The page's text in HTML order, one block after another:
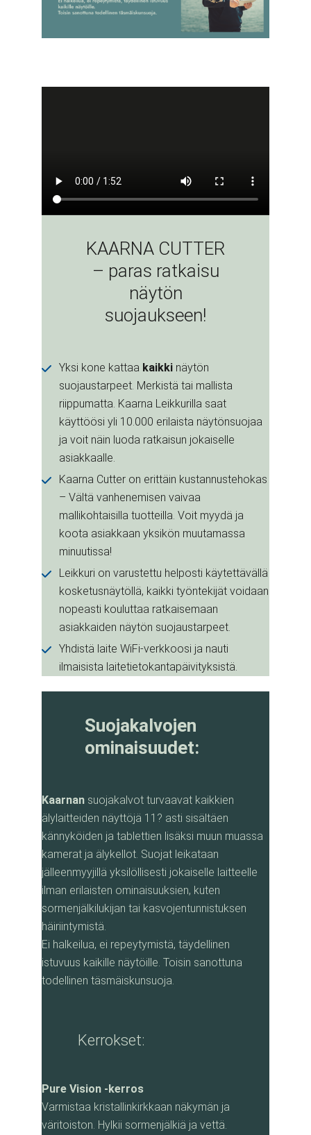
KAARNA CUTTER
– paras ratkaisu
näytön
suojaukseen!
Yksi kone kattaa kaikki näytön
suojaustarpeet. Merkistä tai mallista
riippumatta. Kaarna Leikkurilla saat
käyttöösi yli 10.000 erilaista näytönsuojaa
ja voit näin luoda ratkaisun jokaiselle
asiakkaalle.
Kaarna Cutter on erittäin kustannustehokas
– Vältä vanhenemisen vaivaa
mallikohtaisilla tuotteilla. Voit myydä ja
koota asiakkaan yksikön muutamassa
minuutissa!
Leikkuri on varustettu helposti käytettävällä
kosketusnäytöllä, kaikki työntekijät voidaan
nopeasti kouluttaa ratkaisemaan
asiakkaiden näytön suojaustarpeet.
Yhdistä laite WiFi-verkkoosi ja nauti
ilmaisista laitetietokantapäivityksistä.
Suojakalvojen
ominaisuudet:
Kaarnan suojakalvot turvaavat kaikkien
älylaitteiden näyttöjä 11? asti sisältäen
kännyköiden ja tablettien lisäksi muun muassa
kamerat ja älykellot. Suojat leikataan
jälleenmyyjillä yksilöllisesti jokaiselle laitteelle
ilman erilaisten ominaisuuksien, kuten
sormenjälkilukijan tai kasvojentunnistuksen
häiriintymistä.
Ei halkeilua, ei repeytymistä, täydellinen
istuvuus kaikille näytöille. Toisin sanottuna
todellinen täsmäiskunsuoja.
Kerrokset:
Pure Vision -kerros
Varmistaa kristallinkirkkaan näkymän ja
väritoiston. Hylkii sormenjälkiä ja vettä.